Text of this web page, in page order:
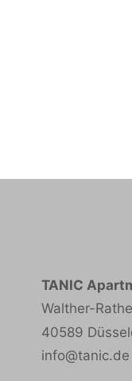
TANIC
Walther-
40589
info@tanic.de